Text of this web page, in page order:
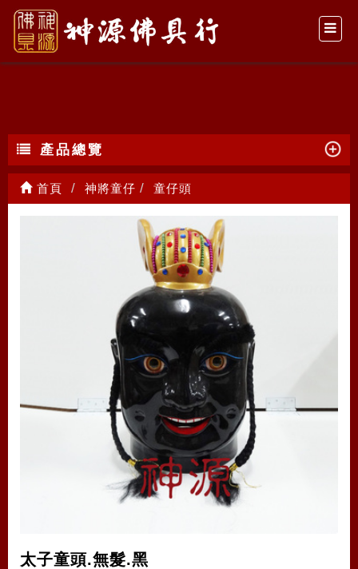
童仔頭
產品總覽
首頁 神將童仔 童仔頭
太子童頭.無髮.黑